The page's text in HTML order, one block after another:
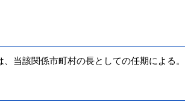
当該関係市町村の長としての任期による。